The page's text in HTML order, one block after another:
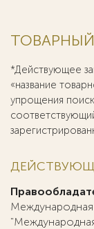
ТОВАРНЫЙ
*Действующее
«название
упрощения